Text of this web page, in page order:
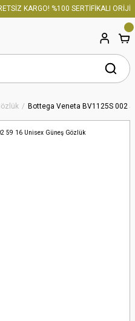
KARGO! %100 SERTİFİKALI
Bottega Veneta BV1125S 002